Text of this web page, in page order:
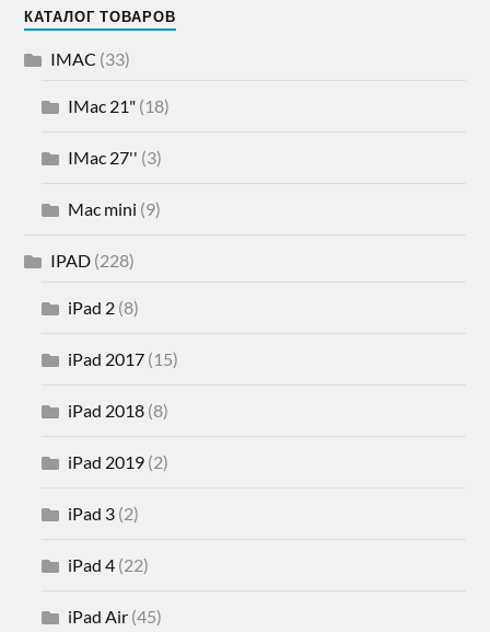
КАТАЛОГ ТОВАРОВ
IMAC (33)
IMac 21" (18)
IMac 27'' (3)
Mac mini (9)
IPAD (228)
iPad 2 (8)
iPad 2017 (15)
iPad 2018 (8)
iPad 2019 (2)
iPad 3 (2)
iPad 4 (22)
iPad Air (45)